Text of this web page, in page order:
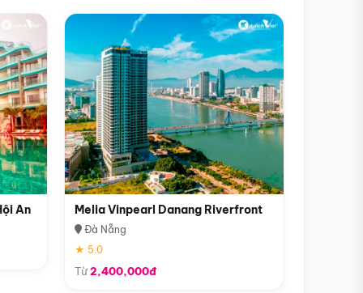
An Melia Vinpearl Danang Riverfront
Đà Nẵng
★ 5.0
Từ2,400,000đ